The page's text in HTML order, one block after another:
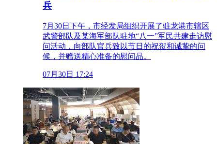
兵
7月30日下午，市经发局组织开展了驻龙港市辖区
武警部队及某海军部队驻地“八一”军民共建走访慰
问活动，向部队官兵致以节日的祝贺和诚挚的问
候，并赠送精心准备的慰问品。
07月30日 17:24